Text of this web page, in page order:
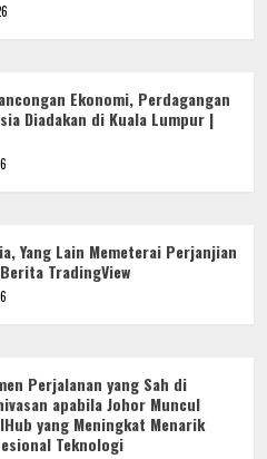
Ekonomi, Perdagangan
Diadakan di Kuala Lumpur |
Yang Lain Memeterai Perjanjian
TradingView
Perjalanan yang Sah di
apabila Johor Muncul
yang Meningkat Menarik
Teknologi